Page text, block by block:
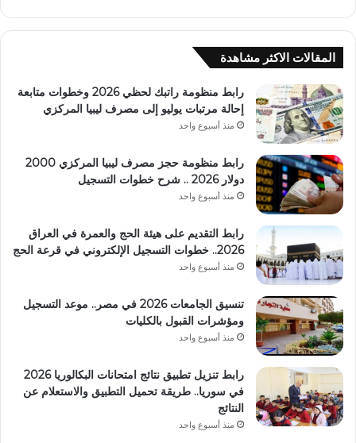
المقالات الاكثر مشاهدة
رابط منظومة راتبك لحظي 2026 وخطوات متابعة
إحالة مرتبات يوليو إلى مصرف ليبيا المركزي
منذ أسبوع واحد
رابط منظومة حجز مصرف ليبيا المركزي 2000
دولار 2026 .. شرح خطوات التسجيل
منذ أسبوع واحد
رابط التقديم على هيئة الحج والعمرة في العراق
2026.. خطوات التسجيل الإلكتروني في قرعة الحج
منذ أسبوع واحد
تنسيق الجامعات 2026 في مصر.. موعد التسجيل
ومؤشرات القبول بالكليات
منذ أسبوع واحد
رابط تنزيل تطبيق نتائج امتحانات البكالوريا 2026
في سوريا.. طريقة تحميل التطبيق والاستعلام عن
النتائج
منذ أسبوع واحد